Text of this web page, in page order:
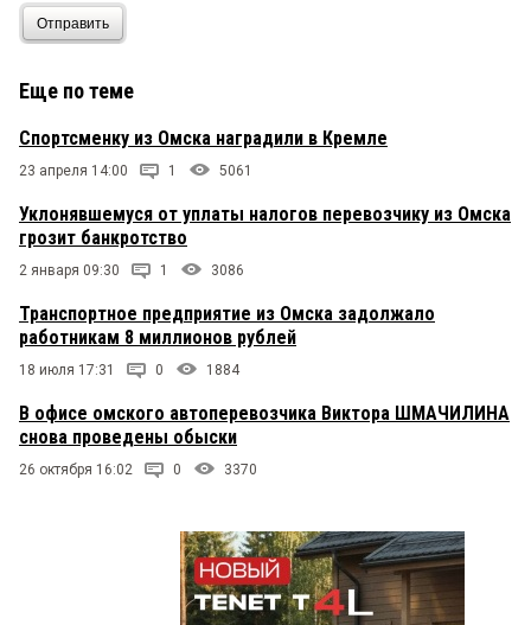
Отправить
Еще по теме
Спортсменку из Омска наградили в Кремле
23 апреля 14:00 1 5061
Уклонявшемуся от уплаты налогов перевозчику из Омска
грозит банкротство
2 января 09:30 1 3086
Транспортное предприятие из Омска задолжало
работникам 8 миллионов рублей
18 июля 17:31 0 1884
В офисе омского автоперевозчика Виктора ШМАЧИЛИНА
снова проведены обыски
26 октября 16:02 0 3370